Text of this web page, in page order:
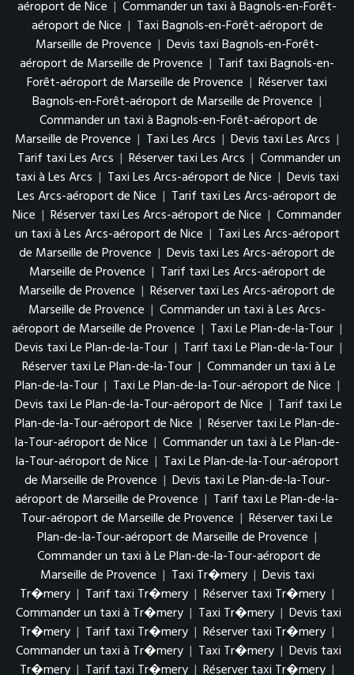
aéroport de Nice | Commander un taxi à Bagnols-en-Forêt-
aéroport de Nice | Taxi Bagnols-en-Forêt-aéroport de
Marseille de Provence | Devis taxi Bagnols-en-Forêt-
aéroport de Marseille de Provence | Tarif taxi Bagnols-en-
Forêt-aéroport de Marseille de Provence | Réserver taxi
Bagnols-en-Forêt-aéroport de Marseille de Provence |
Commander un taxi à Bagnols-en-Forêt-aéroport de
Marseille de Provence | Taxi Les Arcs | Devis taxi Les Arcs |
Tarif taxi Les Arcs | Réserver taxi Les Arcs | Commander un
taxi à Les Arcs | Taxi Les Arcs-aéroport de Nice | Devis taxi
Les Arcs-aéroport de Nice | Tarif taxi Les Arcs-aéroport de
Nice | Réserver taxi Les Arcs-aéroport de Nice | Commander
un taxi à Les Arcs-aéroport de Nice | Taxi Les Arcs-aéroport
de Marseille de Provence | Devis taxi Les Arcs-aéroport de
Marseille de Provence | Tarif taxi Les Arcs-aéroport de
Marseille de Provence | Réserver taxi Les Arcs-aéroport de
Marseille de Provence | Commander un taxi à Les Arcs-
aéroport de Marseille de Provence | Taxi Le Plan-de-la-Tour |
Devis taxi Le Plan-de-la-Tour | Tarif taxi Le Plan-de-la-Tour |
Réserver taxi Le Plan-de-la-Tour | Commander un taxi à Le
Plan-de-la-Tour | Taxi Le Plan-de-la-Tour-aéroport de Nice |
Devis taxi Le Plan-de-la-Tour-aéroport de Nice | Tarif taxi Le
Plan-de-la-Tour-aéroport de Nice | Réserver taxi Le Plan-de-
la-Tour-aéroport de Nice | Commander un taxi à Le Plan-de-
la-Tour-aéroport de Nice | Taxi Le Plan-de-la-Tour-aéroport
de Marseille de Provence | Devis taxi Le Plan-de-la-Tour-
aéroport de Marseille de Provence | Tarif taxi Le Plan-de-la-
Tour-aéroport de Marseille de Provence | Réserver taxi Le
Plan-de-la-Tour-aéroport de Marseille de Provence |
Commander un taxi à Le Plan-de-la-Tour-aéroport de
Marseille de Provence | Taxi Tr�mery | Devis taxi
Tr�mery | Tarif taxi Tr�mery | Réserver taxi Tr�mery |
Commander un taxi à Tr�mery | Taxi Tr�mery | Devis taxi
Tr�mery | Tarif taxi Tr�mery | Réserver taxi Tr�mery |
Commander un taxi à Tr�mery | Taxi Tr�mery | Devis taxi
Tr�mery | Tarif taxi Tr�mery | Réserver taxi Tr�mery |